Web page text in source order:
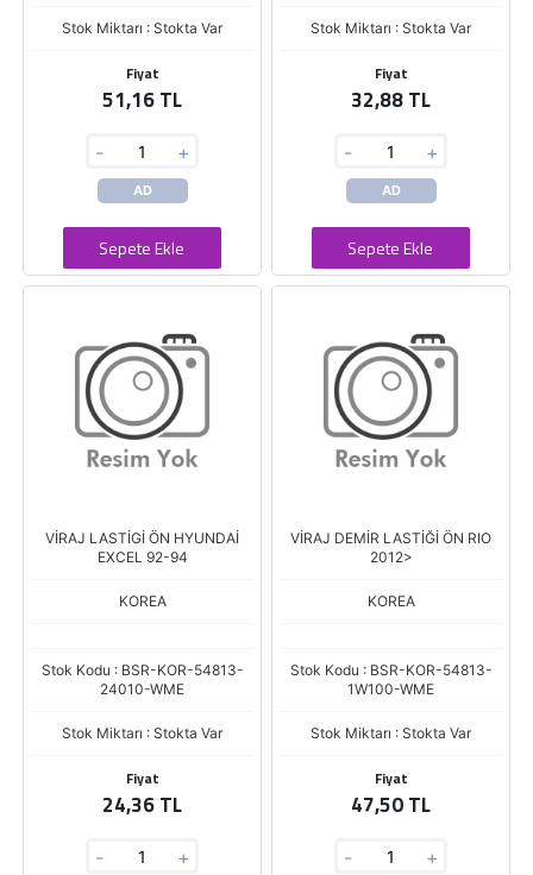
Stok Miktarı : Stokta Var
Fiyat
51,16 TL
- +
AD
Sepete Ekle
Stok Miktarı : Stokta Var
Fiyat
32,88 TL
- +
AD
Sepete Ekle
VİRAJ LASTİGİ ÖN HYUNDAİ
EXCEL 92-94
KOREA
Stok Kodu : BSR-KOR-54813-
24010-WME
Stok Miktarı : Stokta Var
Fiyat
24,36 TL
- +
VİRAJ DEMİR LASTİĞİ ÖN RIO
2012>
KOREA
Stok Kodu : BSR-KOR-54813-
1W100-WME
Stok Miktarı : Stokta Var
Fiyat
47,50 TL
- +